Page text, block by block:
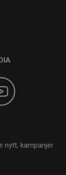
nytt, kampanjer